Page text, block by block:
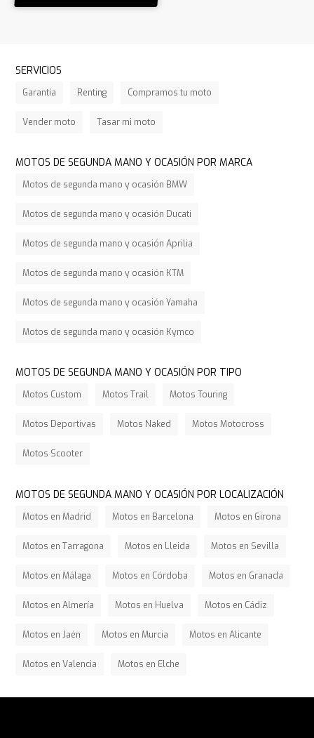
SERVICIOS
Garantía Renting Compramos tu moto
Vender moto Tasar mi moto
MOTOS DE SEGUNDA MANO Y OCASIÓN POR MARCA
Motos de segunda mano y ocasión BMW
Motos de segunda mano y ocasión Ducati
Motos de segunda mano y ocasión Aprilia
Motos de segunda mano y ocasión KTM
Motos de segunda mano y ocasión Yamaha
Motos de segunda mano y ocasión Kymco
MOTOS DE SEGUNDA MANO Y OCASIÓN POR TIPO
Motos Custom Motos Trail Motos Touring
Motos Deportivas Motos Naked Motos Motocross
Motos Scooter
MOTOS DE SEGUNDA MANO Y OCASIÓN POR LOCALIZACIÓN
Motos en Madrid Motos en Barcelona Motos en Girona
Motos en Tarragona Motos en Lleida Motos en Sevilla
Motos en Málaga Motos en Córdoba Motos en Granada
Motos en Almería Motos en Huelva Motos en Cádiz
Motos en Jaén Motos en Murcia Motos en Alicante
Motos en Valencia Motos en Elche